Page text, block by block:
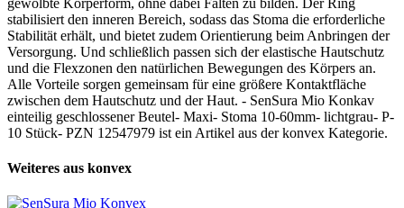
stabilisiert den inneren Bereich, sodass das Stoma die erforderliche
Stabilität erhält, und bietet zudem Orientierung beim Anbringen der
Versorgung. Und schließlich passen sich der elastische Hautschutz
und die Flexzonen den natürlichen Bewegungen des Körpers an.
Alle Vorteile sorgen gemeinsam für eine größere Kontaktfläche
zwischen dem Hautschutz und der Haut. - SenSura Mio Konkav
einteilig geschlossener Beutel- Maxi- Stoma 10-60mm- lichtgrau- P-
10 Stück- PZN 12547979 ist ein Artikel aus der konvex Kategorie.
Weiteres aus konvex